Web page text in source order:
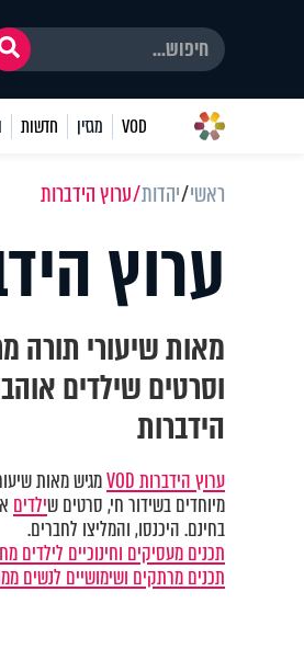
VOD מגזין חדשות
ראשי יהדות ערוץ הידברות
ערוץ
מאות שיעורי תורה
וסרטים שילדים
הידברות
ערוץ הידברות VOD מגיש מאות
מיוחדים בשידור חי, סרטים שילדים
בחינם. היכנסו, והמליצו לחברים.
תכנים מעסיקים וחינוכיים לילדים
תכנים מרתקים ושימושיים לנשים